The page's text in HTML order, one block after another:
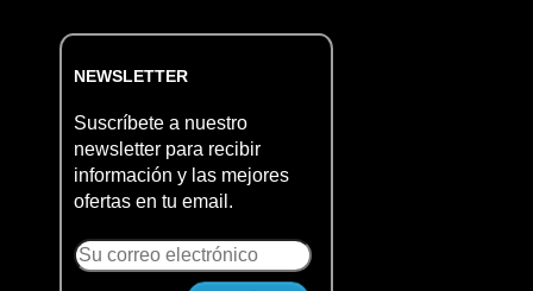
NEWSLETTER
Suscríbete a nuestro
newsletter para recibir
información y las mejores
ofertas en tu email.